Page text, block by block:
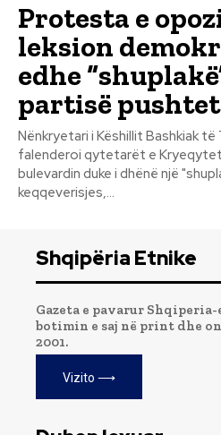
Protesta e
leksion
edhe
partisë
Nënkryetari i Këshillit Bashkiak
falenderoi qytetarët e
bulevardin duke i dhënë një
keqqeverisjes,...
Shqipëria Etnike
Gazeta e pavarur
botimin e saj në print dhe
2001.
Vizito ⟶